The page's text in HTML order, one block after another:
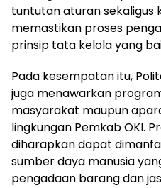
tuntutan aturan sekaligus
memastikan proses
prinsip tata kelola yang
Pada kesempatan itu,
juga menawarkan
masyarakat maupun
lingkungan Pemkab OKI.
diharapkan dapat
sumber daya manusia
pengadaan barang dan